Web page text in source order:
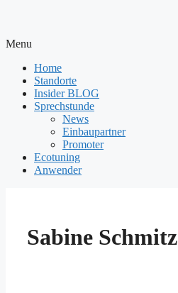
Menu
Home
Standorte
Insider BLOG
Sprechstunde
News
Einbaupartner
Promoter
Ecotuning
Anwender
Sabine Schmitz